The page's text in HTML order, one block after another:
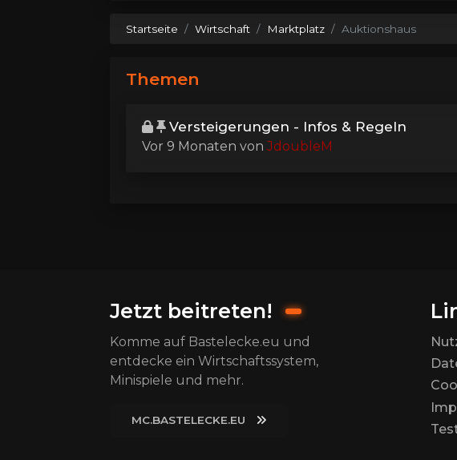
Startseite Wirtschaft Marktplatz Auktionshaus
Themen
Versteigerungen - Infos & Regeln
Vor 9 Monaten von JdoubleM
Jetzt beitreten!
Komme auf Bastelecke.eu und
entdecke ein Wirtschaftssystem,
Minispiele und mehr.
MC.BASTELECKE.EU